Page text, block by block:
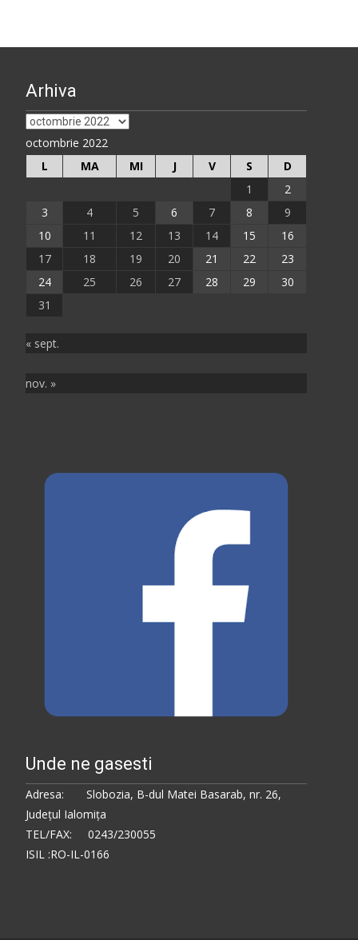
Arhiva
Arhiva
octombrie 2022
L
MA MI J V S
D
1
2
3
4 5 6 7 8
9
10
11 12 13 14 15
16
17
18 19 20 21 22
23
24
25 26 27 28 29
30
31
« sept.
nov. »
Unde ne gasesti
Adresa: Slobozia, B-dul Matei Basarab, nr. 26,
Judeţul Ialomiţa
TEL/FAX: 0243/230055
ISIL :RO-IL-0166